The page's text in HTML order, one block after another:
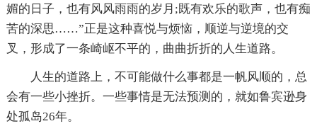
媚的日子，也有风风雨雨的岁月;既有欢乐的歌声，也有痴
苦的深思……”正是这种喜悦与烦恼，顺逆与逆境的交
叉，形成了一条崎岖不平的，曲曲折折的人生道路。
人生的道路上，不可能做什么事都是一帆风顺的，总
会有一些小挫折。一些事情是无法预测的，就如鲁宾逊身
处孤岛26年。